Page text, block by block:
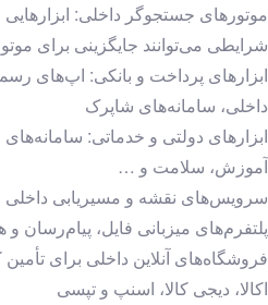
موتورهای جستجوگر داخلی: ابزارهایی
شرایطی می‌توانند جایگزینی برای
ابزارهای پرداخت و بانکی: اپ‌های
داخلی، سامانه‌های شاپرک
ابزارهای دولتی و خدماتی:
آموزش، سلامت و …
سرویس‌های نقشه و مسیریابی داخلی
پلتفرم‌های میزبانی فایل، پیام‌رسان
فروشگاه‌های آنلاین داخلی برای
اکالا، دیجی کالا، اسنپ و تپسی